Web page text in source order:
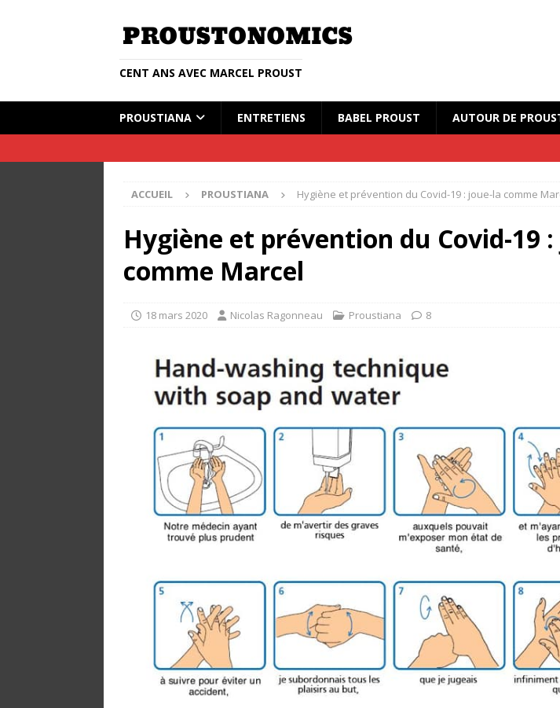
CENT ANS AVEC MARCEL PROUST
PROUSTIANA ENTRETIENS BABEL PROUST AUTOUR DE
ACCUEIL PROUSTIANA Hygiène et prévention du Covid-19 : joue-la comme
Hygiène et prévention du Covid-19
comme Marcel
18 mars 2020 Nicolas Ragonneau Proustiana 8